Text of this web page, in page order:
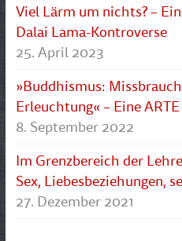
Viel Lärm um nichts? –
Dalai Lama-Kontroverse
25. April 2023
»Buddhismus:
Erleuchtung« – Eine
8. September 2022
Im Grenzbereich der
Sex, Liebesbeziehungen,
27. Dezember 2021